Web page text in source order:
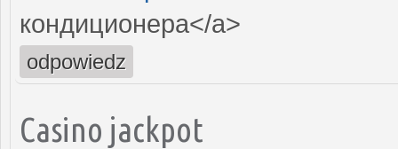
кондиционера</a>
odpowiedz
Casino jackpot